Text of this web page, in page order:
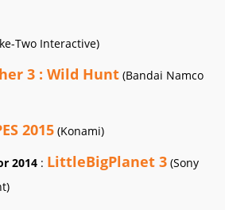
Two Interactive)
3 : Wild Hunt (Bandai Namco
2015 (Konami)
2014 : LittleBigPlanet 3 (Sony